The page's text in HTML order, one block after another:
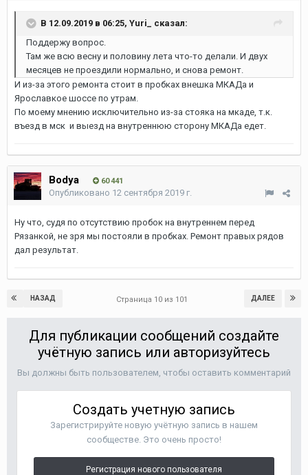
В 12.09.2019 в 06:25, Yuri_
сказал:
Поддержу вопрос.
Там же всю весну и половину лета что-то делали. И двух
месяцев не проездили нормально, и снова ремонт.
И из-за этого ремонта стоит в пробках внешка МКАДа и
Ярославкое шоссе по утрам.
По моему мнению исключительно из-за стояка на мкаде, т.к.
въезд в мск и выезд на внутреннюю сторону МКАДа едет.
Bodya 60 441
Опубликовано 12 сентября 2019 г.
Ну что, судя по отсутствию пробок на внутреннем перед
Рязанкой, не зря мы постояли в пробках. Ремонт правых рядов
дал результат.
НАЗАД ДАЛЕЕ
Страница 10 из 101
Для публикации сообщений создайте
учётную запись или авторизуйтесь
Вы должны быть пользователем, чтобы оставить комментарий
Создать учетную запись
Зарегистрируйте новую учётную запись в нашем
сообществе. Это очень просто!
Регистрация нового пользователя